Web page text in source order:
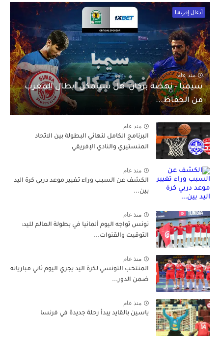
أدغال إفريقيا
منذ عام
سيمبا - نهضة بركان: هل سيتمكن أبطال المغرب
من الحفاظ...
منذ عام
البرنامج الكامل لنهائي البطولة بين الاتحاد
المنستيري والنادي الإفريقي
منذ عام
الكشف عن السبب وراء تغيير موعد دربي كرة اليد
بين...
منذ عام
تونس تواجه اليوم ألمانيا في بطولة العالم لليد:
التوقيت والقنوات...
منذ عام
المنتخب التونسي لكرة اليد يجري اليوم ثاني مبارياته
ضمن الدور...
منذ عام
ياسين بالقايد يبدأ رحلة جديدة في فرنسا